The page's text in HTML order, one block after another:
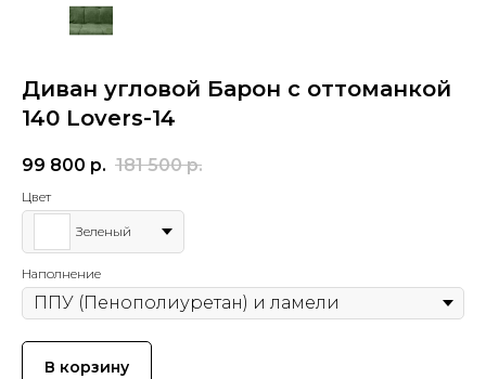
Диван угловой Барон с оттоманкой
140 Lovers-14
99 800 р. 181 500 р.
Цвет
Зеленый
Наполнение
В корзину